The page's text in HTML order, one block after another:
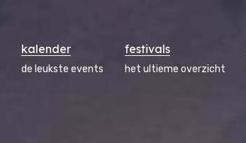
kalender
de leukste events
festivals
het ultieme overzicht